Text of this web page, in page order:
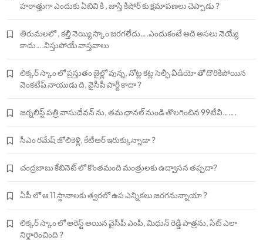
హఠాత్తుగా ఎందుకు ఏబివి కి , జాస్తి కిషోర్ కు క్షమాపణలు చెప్పాడు ?
తిరుమలలో , కల్తీ నెయ్యి స్కాం జరగలేదు….ఎందుకంటే అది అసలు నెయ్యే
కాదు….విస్తుపోయే వాస్తవాలు
లిక్కర్ స్కాం లో ప్రస్తుతం జైల్లో వున్న, నోట్ల కట్ల సెల్ఫీ వీడియో తో దొరికిపోయిన
వెంకటేష్ నాయుడు ది, వైసీపీ పార్టీ కాదా ?
జర్నలిస్ట్ పత్రి వాసుదేవన్ ను, తమ ఛానల్ నుండి తొలగించిన 99టీవీ…….
సీఎం రమేష్ జోలికెళ్లి, కేటీఆర్ ఇరుక్కున్నాడా ?
చంద్రబాబు కేబినెట్ లో కొంతమంది మంత్రులకు ఉద్వాసన తప్పదా?
ఏపీ లో ఆ 11 స్థానాలకు త్వరలో ఉప ఎన్నికలు జరగనున్నాయా ?
లిక్కర్ స్కాం లో అరెస్ట్ అయిన వైసీపీ ఎంపీ, మిధున్ రెడ్డి పాత్రను, సిట్ ఎలా
నిర్ధారించింది ?